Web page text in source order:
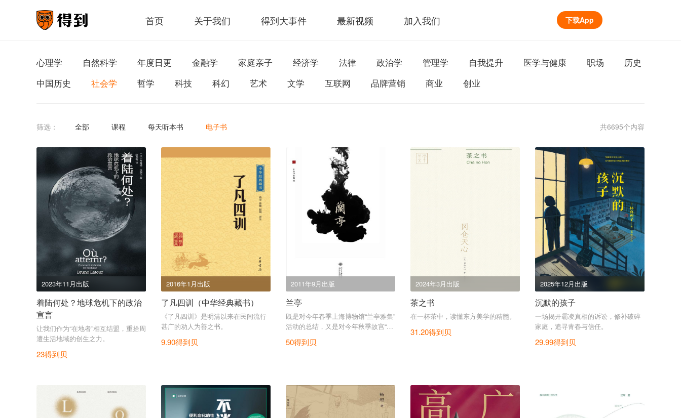
首页 关于我们 得到大事件 最新视频 加入我们 下载App
心理学 自然科学 年度日更 金融学 家庭亲子 经济学 法律 政治学 管理学 自我提升 医学与健康 职场
历史
中国历史
社会学 哲学 科技 科幻 艺术 文学 互联网 品牌营销 商业 创业
筛选： 全部 课程 每天听本书 电子书 共6695个内容
2023年11月出版
着陆何处？地球危机下的政治
宣言
让我们作为“在地者”相互结盟，重拾周
遭生活地域的创生之力。
23得到贝
2016年1月出版
了凡四训（中华经典藏书）
《了凡四训》是明清以来在民间流行
甚广的劝人为善之书。
9.90得到贝
2011年9月出版
兰亭
既是对今年春季上海博物馆“兰亭雅集”
活动的总结，又是对今年秋季故宫“兰
50得到贝
2024年3月出版
茶之书
在一杯茶中，读懂东方美学的精髓。
31.20得到贝
2025年12月出版
沉默的孩子
一场揭开霸凌真相的诉讼，修补破碎
家庭，追寻青春与信任。
29.99得到贝